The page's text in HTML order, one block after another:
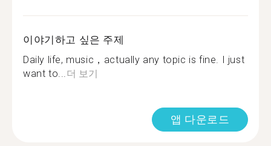
이야기하고 싶은 주제
Daily life, music，actually any topic is fine. I just
want to... 더 보기
앱 다운로드